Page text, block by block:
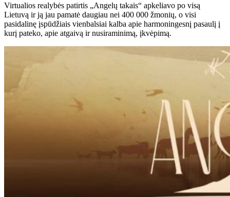
Virtualios realybės patirtis „Angelų takais“ apkeliavo po visą
Lietuvą ir ją jau pamatė daugiau nei 400 000 žmonių, o visi
pasidalinę įspūdžiais vienbalsiai kalba apie harmoningesnį pasaulį į
kurį pateko, apie atgaivą ir nusiraminimą, įkvėpimą.